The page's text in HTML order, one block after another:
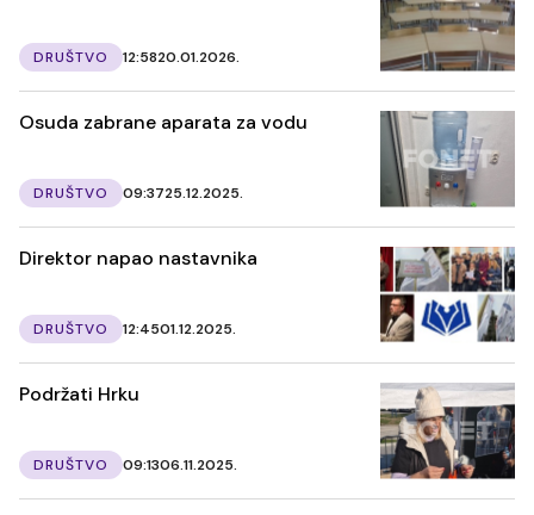
DRUŠTVO 12:5820.01.2026.
Osuda zabrane aparata za vodu
DRUŠTVO 09:3725.12.2025.
Direktor napao nastavnika
DRUŠTVO 12:4501.12.2025.
Podržati Hrku
DRUŠTVO 09:1306.11.2025.